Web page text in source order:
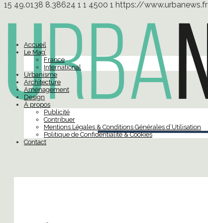
15 49.0138 8.38624 1 1 4500 1 https://www.urbanews.fr
Accueil
Le Mag’
France
International
Urbanisme
Architecture
Aménagement
Design
À propos
Publicité
Contribuer
Mentions Légales & Conditions Générales d’Utilisation
Politique de Confidentialité & Cookies
Contact